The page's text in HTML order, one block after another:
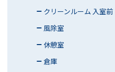
クリーンルーム 入室前
風除室
休憩室
倉庫